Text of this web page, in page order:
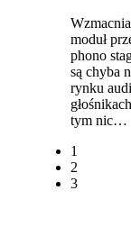
moduł
phono
są chyba
rynku
tym nic…
1
2
3